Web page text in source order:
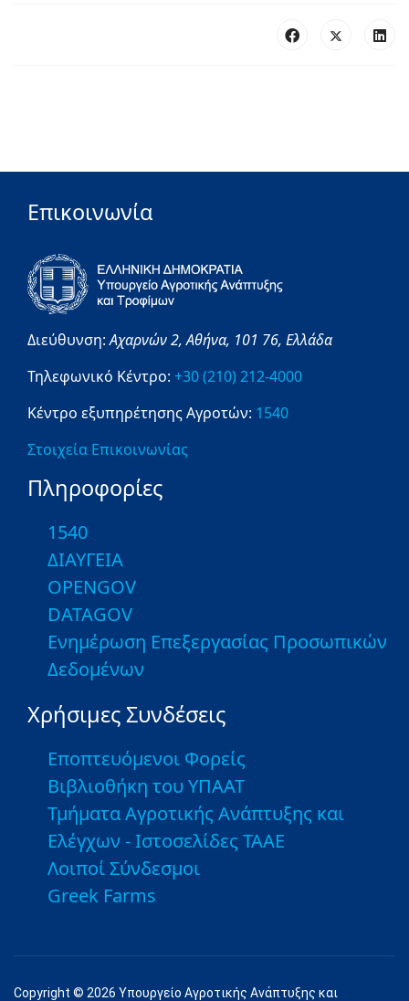
Επικοινωνία
Διεύθυνση:Αχαρνών 2,Αθήνα, 101 76, Ελλάδα
Τηλεφωνικό Κέντρο: +30 (210) 212-4000
Κέντρο εξυπηρέτησης Αγροτών: 1540
Στοιχεία Επικοινωνίας
Πληροφορίες
1540
ΔΙΑΥΓΕΙΑ
OPENGOV
DATAGOV
Ενημέρωση Επεξεργασίας Προσωπικών
Δεδομένων
Χρήσιμες Συνδέσεις
Εποπτευόμενοι Φορείς
Βιβλιοθήκη του ΥΠΑΑΤ
Τμήματα Αγροτικής Ανάπτυξης και
Ελέγχων - Ιστοσελίδες ΤΑΑΕ
Λοιποί Σύνδεσμοι
Greek Farms
Copyright © 2026 Υπουργείο Αγροτικής Ανάπτυξης και